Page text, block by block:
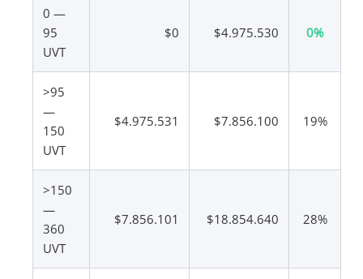
0 —
95
UVT
$0 $4.975.530 0%
>95
—
150
UVT
$4.975.531 $7.856.100 19%
>150
—
360
UVT
$7.856.101 $18.854.640 28%